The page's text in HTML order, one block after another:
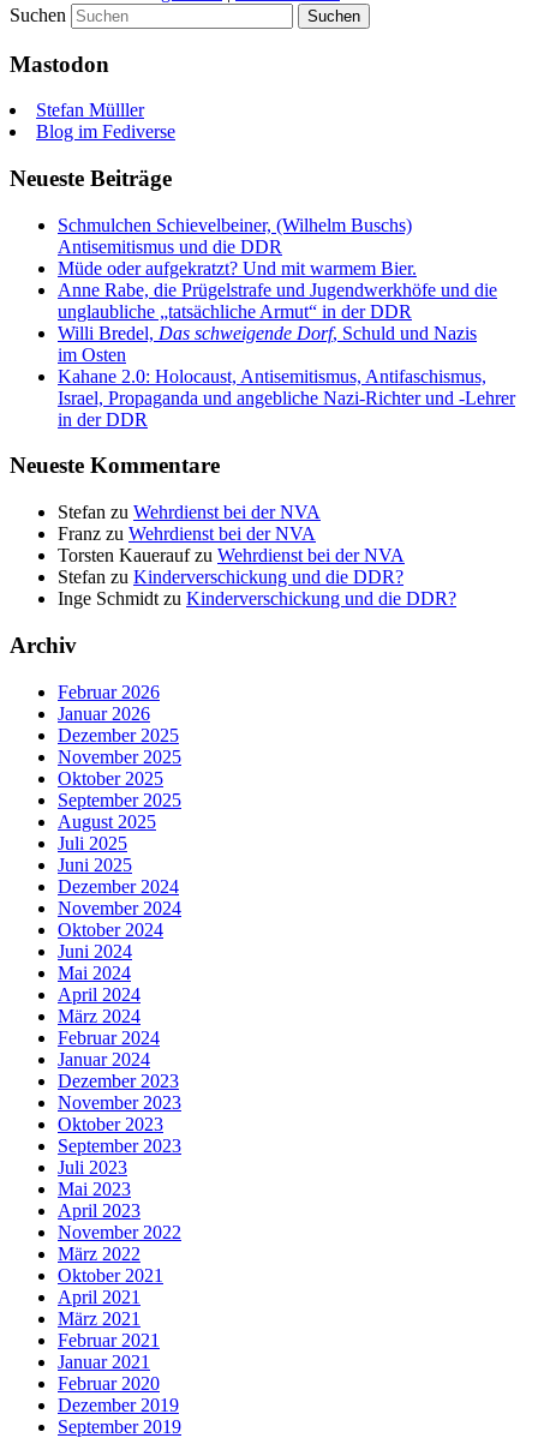
Suchen
Mastodon
Stefan Mülller
Blog im Fediverse
Neueste Beiträge
Schmulchen Schievelbeiner, (Wilhelm Buschs)
Antisemitismus und die DDR
Müde oder aufgekratzt? Und mit warmem Bier.
Anne Rabe, die Prügelstrafe und Jugendwerkhöfe und die
unglaubliche „tatsächliche Armut“ in der DDR
Willi Bredel, Das schweigende Dorf, Schuld und Nazis
im Osten
Kahane 2.0: Holocaust, Antisemitismus, Antifaschismus,
Israel, Propaganda und angebliche Nazi-Richter und ‑Lehrer
in der DDR
Neueste Kommentare
Stefan zu Wehrdienst bei der NVA
Franz zu Wehrdienst bei der NVA
Torsten Kaueraufzu Wehrdienst bei der NVA
Stefan zu Kinderverschickung und die DDR?
Inge Schmidt zu Kinderverschickung und die DDR?
Archiv
Februar 2026
Januar 2026
Dezember 2025
November 2025
Oktober 2025
September 2025
August 2025
Juli 2025
Juni 2025
Dezember 2024
November 2024
Oktober 2024
Juni 2024
Mai 2024
April 2024
März 2024
Februar 2024
Januar 2024
Dezember 2023
November 2023
Oktober 2023
September 2023
Juli 2023
Mai 2023
April 2023
November 2022
März 2022
Oktober 2021
April 2021
März 2021
Februar 2021
Januar 2021
Februar 2020
Dezember 2019
September 2019